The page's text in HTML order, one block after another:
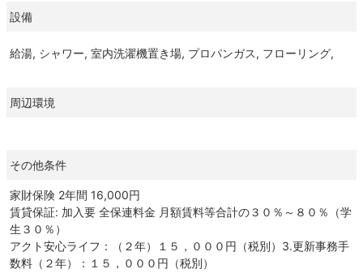
設備
給湯, シャワー, 室内洗濯機置き場, プロパンガス, フローリング,
周辺環境
その他条件
家財保険 2年間 16,000円
賃貸保証: 加入要 全保連料金 月額賃料等合計の３０％～８０％（学
生３０％）
アクト安心ライフ：（２年）１５，０００円（税別）3.更新事務手
数料（２年）：１５，０００円（税別）